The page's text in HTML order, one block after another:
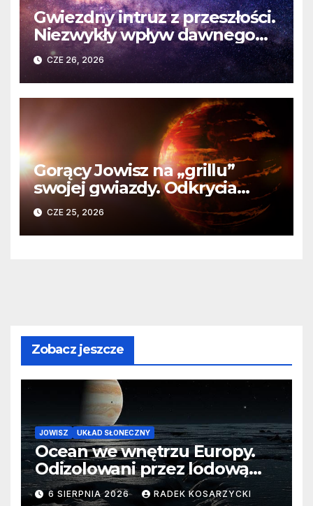
Gwiezdny intruz z przeszłości.
Niezwykły wpływ dawnego
spotkania na komety Układu
Słonecznego
CZE 26, 2026
Gorący Jowisz na „grillu”
swojej gwiazdy. Odkrycia
Teleskopu Webba o HD
80606 b
CZE 25, 2026
Zobacz jeszcze
JOWISZ UKŁAD SŁONECZNY
Ocean we wnętrzu Europy.
Odizolowani przez lodową
barierę
6 SIERPNIA 2026 RADEK KOSARZYCKI